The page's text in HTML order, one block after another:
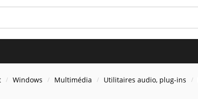
Windows Multimédia Utilitaires audio, plug-ins